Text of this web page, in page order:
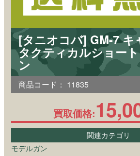
[タニオコバ] GM-7 キ
タクティカルショー
ン
商品コード： 11835
買取価格:
関連カテゴリ
モデルガン